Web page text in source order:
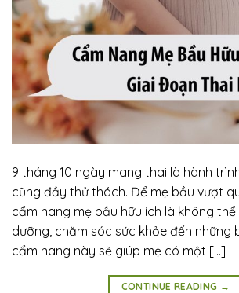
9 tháng 10 ngày mang thai là hành
cũng đầy thử thách. Để mẹ bầu vượt
cẩm nang mẹ bầu hữu ích là không thể
dưỡng, chăm sóc sức khỏe đến những
cẩm nang này sẽ giúp mẹ có một […]
CONTINUE READING →